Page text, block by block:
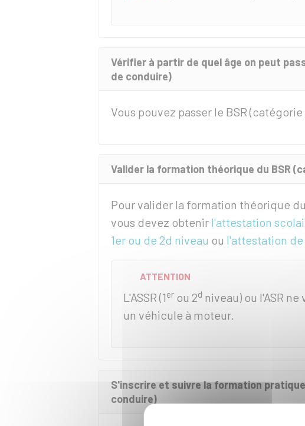
Vérifier à partir de quel âge on peut
de conduire)
Vous pouvez passer le BSR(catégorie
Valider la formation théorique du BSR
Pour valider la formation théorique du
vous devez obtenir l'attestation
1er ou de 2d niveau ou l'attestation de
ATTENTION
L'ASSR (1er ou 2d niveau) ou l'ASR
un véhicule à moteur.
S'inscrire et suivre la formation
conduire)